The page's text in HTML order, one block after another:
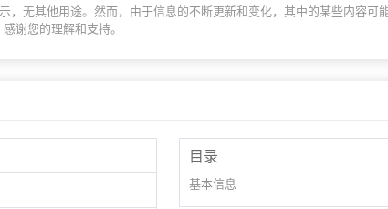
，无其他用途。然而，由于信息的不断更新和变化，其中的某些内容
谢您的理解和支持。
目录
基本信息